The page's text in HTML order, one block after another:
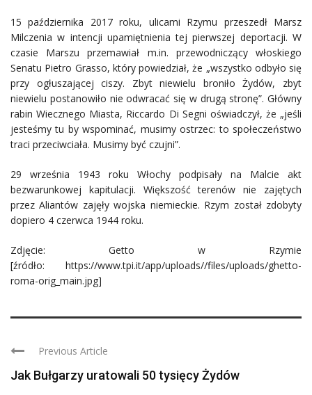
15 października 2017 roku, ulicami Rzymu przeszedł Marsz
Milczenia w intencji upamiętnienia tej pierwszej deportacji. W
czasie Marszu przemawiał m.in. przewodniczący włoskiego
Senatu Pietro Grasso, który powiedział, że „wszystko odbyło się
przy ogłuszającej ciszy. Zbyt niewielu broniło Żydów, zbyt
niewielu postanowiło nie odwracać się w drugą stronę”. Główny
rabin Wiecznego Miasta, Riccardo Di Segni oświadczył, że „jeśli
jesteśmy tu by wspominać, musimy ostrzec: to społeczeństwo
traci przeciwciała. Musimy być czujni”.
29 września 1943 roku Włochy podpisały na Malcie akt
bezwarunkowej kapitulacji. Większość terenów nie zajętych
przez Aliantów zajęły wojska niemieckie. Rzym został zdobyty
dopiero 4 czerwca 1944 roku.
Zdjęcie: Getto w Rzymie
[źródło: https://www.tpi.it/app/uploads//files/uploads/ghetto-
roma-orig_main.jpg]
Previous Article
Jak Bułgarzy uratowali 50 tysięcy Żydów